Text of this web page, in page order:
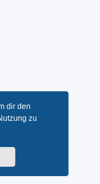
dir den
zu